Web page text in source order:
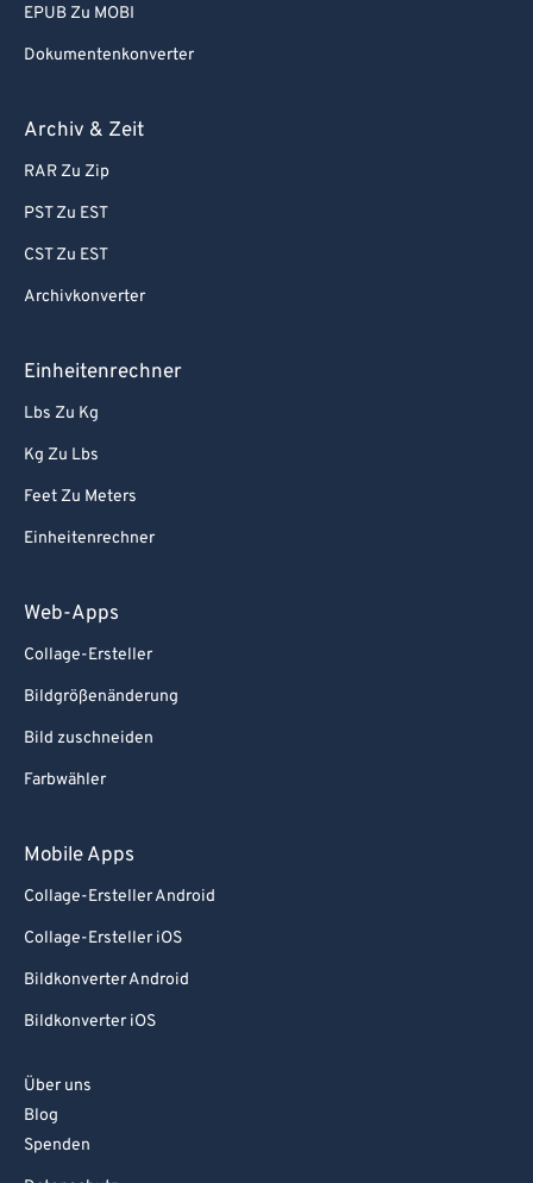
EPUB Zu MOBI
Dokumentenkonverter
Archiv & Zeit
RAR Zu Zip
PST Zu EST
CST Zu EST
Archivkonverter
Einheitenrechner
Lbs Zu Kg
Kg Zu Lbs
Feet Zu Meters
Einheitenrechner
Web-Apps
Collage-Ersteller
Bildgrößenänderung
Bild zuschneiden
Farbwähler
Mobile Apps
Collage-Ersteller Android
Collage-Ersteller iOS
Bildkonverter Android
Bildkonverter iOS
Über uns
Blog
Spenden